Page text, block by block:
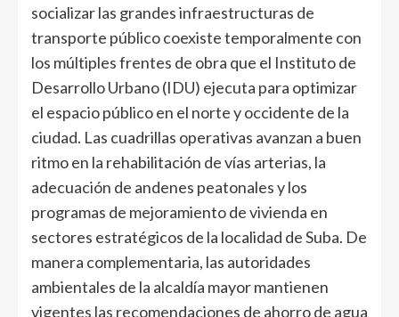
socializar las grandes infraestructuras de
transporte público coexiste temporalmente con
los múltiples frentes de obra que el Instituto de
Desarrollo Urbano (IDU) ejecuta para optimizar
el espacio público en el norte y occidente de la
ciudad. Las cuadrillas operativas avanzan a buen
ritmo en la rehabilitación de vías arterias, la
adecuación de andenes peatonales y los
programas de mejoramiento de vivienda en
sectores estratégicos de la localidad de Suba. De
manera complementaria, las autoridades
ambientales de la alcaldía mayor mantienen
vigentes las recomendaciones de ahorro de agua